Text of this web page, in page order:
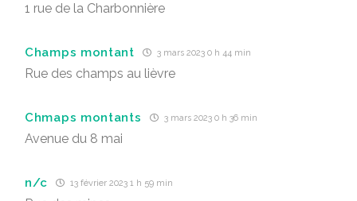
1 rue de la Charbonnière
Champs montant 3 mars 2023 0 h 44 min
Rue des champs au lièvre
Chmaps montants 3 mars 2023 0 h 36 min
Avenue du 8 mai
n/c 13 février 2023 1 h 59 min